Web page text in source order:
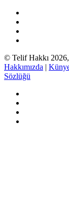
© Telif Hakkı
Hakkımızda |
Sözlüğü